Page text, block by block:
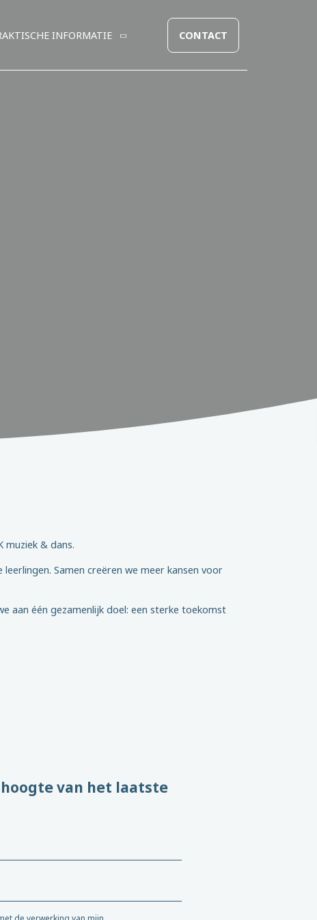
INFORMATIE CONTACT
muziek & dans.
Samen creëren we meer kansen voor
aan één gezamenlijk doel: een sterke toekomst
van het laatste